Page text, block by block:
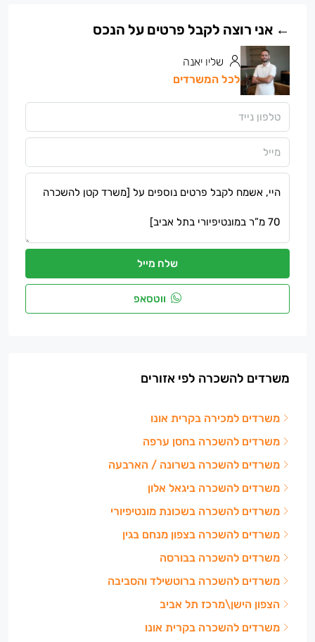
שליו יאנה
לכל המשרדים
שלח מייל
ווטסאפ
משרדים להשכרה לפי אזורים
משרדים למכירה בקרית אונו
משרדים להשכרה בחסן ערפה
משרדים להשכרה בשרונה / הארבעה
משרדים להשכרה ביגאל אלון
משרדים להשכרה בשכונת מונטיפיורי
משרדים להשכרה בצפון מנחם בגין
משרדים להשכרה בבורסה
משרדים להשכרה ברוטשילד והסביבה
הצפון הישן\מרכז תל אביב
משרדים להשכרה בקרית אונו